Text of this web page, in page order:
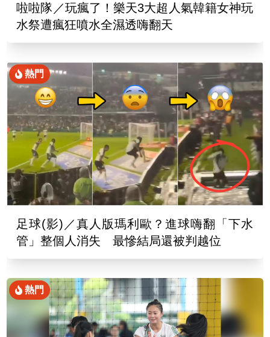
啦啦隊／玩瘋了！樂天3大超人氣韓籍女神玩
水祭遭瘋狂噴水全濕透嗨翻天
熱門
足球(影)／真人版瑪利歐？進球嗨翻「下水
管」整個人消失 最慘結局還被判越位
熱門